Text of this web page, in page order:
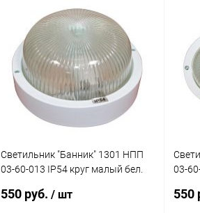
В корзину
Купить в 1 клик Сравнение
В избранное В наличии В
Светильник "Банник" 1301 НПП
03-60-013 IP54 круг малый бел.
550 руб. / шт
03-
550